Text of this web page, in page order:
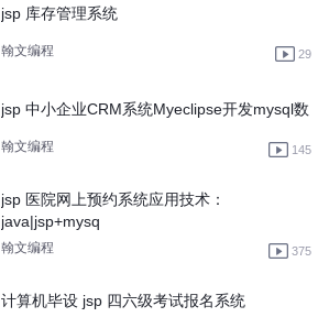
jsp 库存管理系统
翰文编程 29
jsp 中小企业CRM系统Myeclipse开发mysql数
翰文编程 145
jsp 医院网上预约系统应用技术：
java|jsp+mysq
翰文编程 375
计算机毕设 jsp 四六级考试报名系统